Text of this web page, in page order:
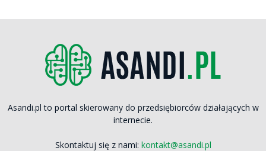
Asandi.pl to portal skierowany do przedsiębiorców działających w
internecie.
Skontaktuj się z nami: kontakt@asandi.pl